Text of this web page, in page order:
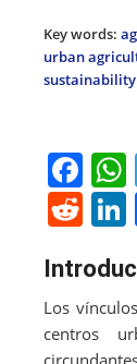
Key words:
urban
sustainability
F
a
c
e
b
o
R
d
di
t
Los
centros